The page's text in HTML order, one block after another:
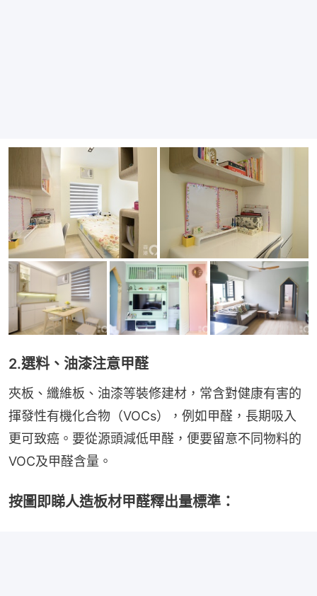
2.選料、油漆注意甲醛
夾板、纖維板、油漆等裝修建材，常含對健康有害的
揮發性有機化合物（VOCs），例如甲醛，長期吸入
更可致癌。要從源頭減低甲醛，便要留意不同物料的
VOC及甲醛含量。
按圖即睇人造板材甲醛釋出量標準：